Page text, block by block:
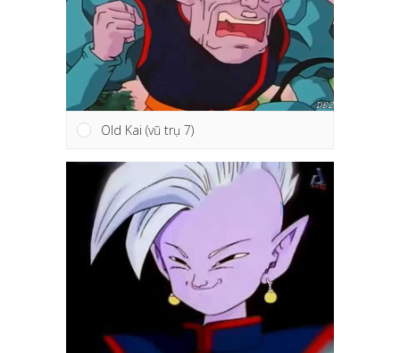
Old Kai (vũ trụ 7)